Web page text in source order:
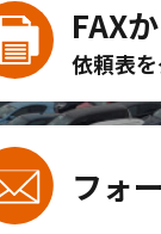
FAX
依頼表
フォ